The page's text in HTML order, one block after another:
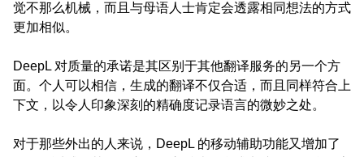
觉不那么机械，而且与母语人士肯定会透露相同想法的方式
更加相似。
DeepL 对质量的承诺是其区别于其他翻译服务的另一个方
面。个人可以相信，生成的翻译不仅合适，而且同样符合上
下文，以令人印象深刻的精确度记录语言的微妙之处。
对于那些外出的人来说，DeepL 的移动辅助功能又增加了